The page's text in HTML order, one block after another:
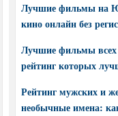
Лучшие фильмы на
кино онлайн без
Лучшие фильмы
рейтинг которых
Рейтинг мужских и
необычные имена: